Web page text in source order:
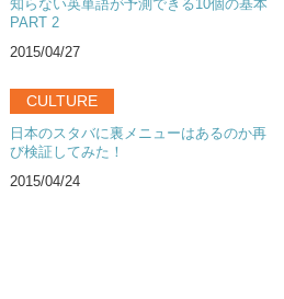
知らない英単語が予測できる10個の基本
PART 2
2015/04/27
CULTURE
日本のスタバに裏メニューはあるのか再
び検証してみた！
2015/04/24